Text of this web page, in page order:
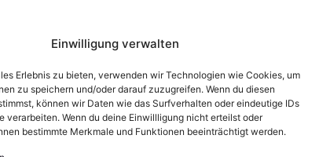
Einwilligung verwalten
Erlebnis zu bieten, verwenden wir Technologien wie Cookies, um
zu speichern und/oder darauf zuzugreifen. Wenn du diesen
können wir Daten wie das Surfverhalten oder eindeutige IDs
verarbeiten. Wenn du deine Einwillligung nicht erteilst oder
bestimmte Merkmale und Funktionen beeinträchtigt werden.